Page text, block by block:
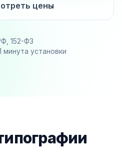
цены
152-ФЗ
минута установки